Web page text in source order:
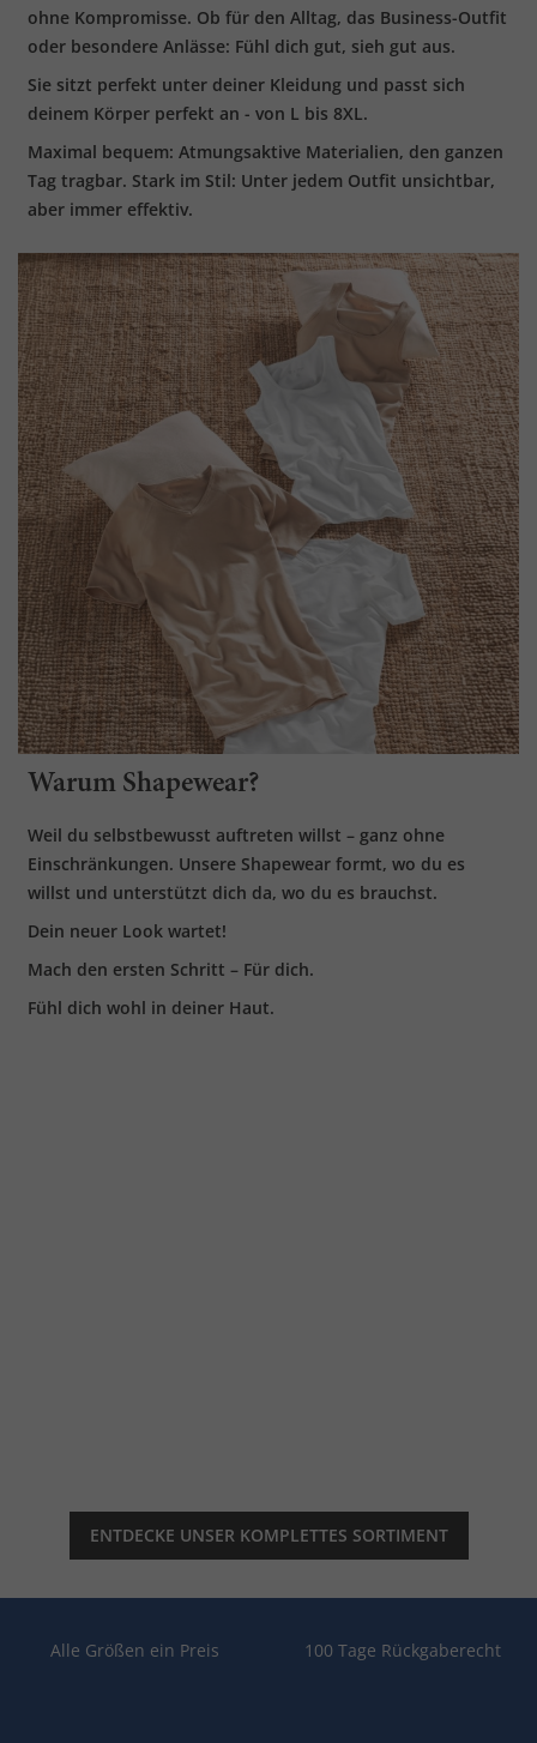
ohne Kompromisse. Ob für den Alltag, das Business-Outfit
oder besondere Anlässe: Fühl dich gut, sieh gut aus.
Sie sitzt perfekt unter deiner Kleidung und passt sich
deinem Körper perfekt an - von L bis 8XL.
Maximal bequem: Atmungsaktive Materialien, den ganzen
Tag tragbar. Stark im Stil: Unter jedem Outfit unsichtbar,
aber immer effektiv.
Warum Shapewear?
Weil du selbstbewusst auftreten willst – ganz ohne
Einschränkungen. Unsere Shapewear formt, wo du es
willst und unterstützt dich da, wo du es brauchst.
Dein neuer Look wartet!
Mach den ersten Schritt – Für dich.
Fühl dich wohl in deiner Haut.
ENTDECKE UNSER KOMPLETTES SORTIMENT
Alle Größen ein Preis 100 Tage Rückgaberecht